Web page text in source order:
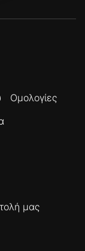
Ομολογίες
μας